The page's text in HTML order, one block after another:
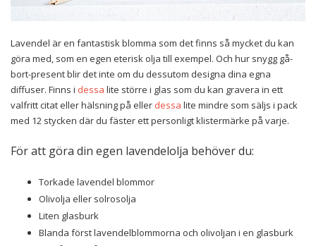
Lavendel är en fantastisk blomma som det finns så mycket du kan
göra med, som en egen eterisk olja till exempel. Och hur snygg gå-
bort-present blir det inte om du dessutom designa dina egna
diffuser. Finns i dessa lite större i glas som du kan gravera in ett
valfritt citat eller hälsning på eller dessa lite mindre som säljs i pack
med 12 stycken där du fäster ett personligt klistermärke på varje.
För att göra din egen lavendelolja behöver du:
Torkade lavendel blommor
Olivolja eller solrosolja
Liten glasburk
Blanda först lavendelblommorna och olivoljan i en glasburk